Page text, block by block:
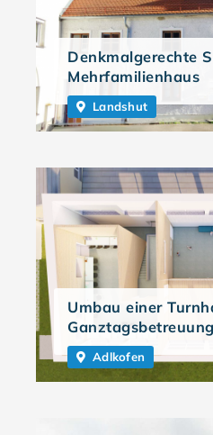
Denkmalgerechte
Mehrfamilienhaus
Landshut
Umbau einer
Ganztagsbetreuung
Adlkofen